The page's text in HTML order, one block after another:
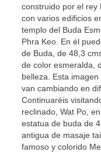
construido por el rey
con varios edificios
templo del Buda
Phra Keo. En él
de Buda, de 48,3
de color esmeralda,
belleza. Esta
van cambiando en
Continuaréis
reclinado, Wat Po,
estatua de buda de
antigua de masaje
famoso y colorido